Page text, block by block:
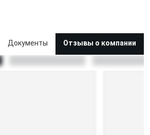
Документы Отзывы о компании